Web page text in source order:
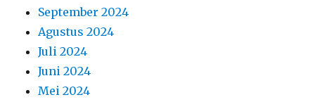
September 2024
Agustus 2024
Juli 2024
Juni 2024
Mei 2024